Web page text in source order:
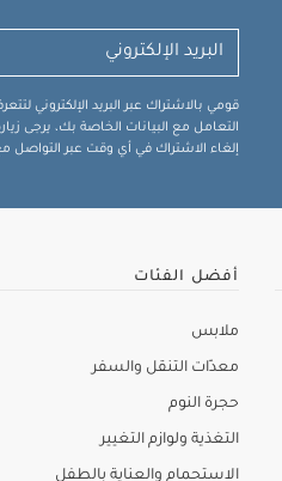
قومي بالاشتراك عبر البريد الإلكتروني
التعامل مع البيانات الخاصة بك، يرجى
إلغاء الاشتراك في أي وقت عبر التواصل
أفضل الفئات
ملابس
معدّات التنقل والسفر
حجرة النوم
التغذية ولوازم التغيير
الاستحمام والعناية بالطفل